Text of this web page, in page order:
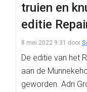
truien en
editie
8 mei 2022 9:31 door
De editie van het
aan de
geworden. Adri